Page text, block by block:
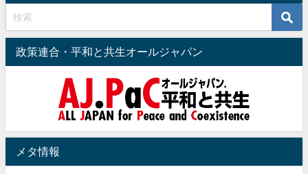
政策連合・平和と共生オールジャパン
メタ情報